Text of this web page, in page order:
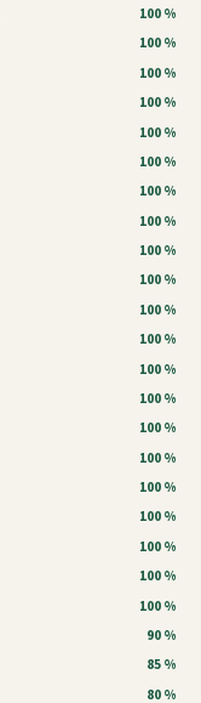
100 %
100 %
100 %
100 %
100 %
100 %
100 %
100 %
100 %
100 %
100 %
100 %
100 %
100 %
100 %
100 %
100 %
100 %
100 %
100 %
100 %
90 %
85 %
80 %